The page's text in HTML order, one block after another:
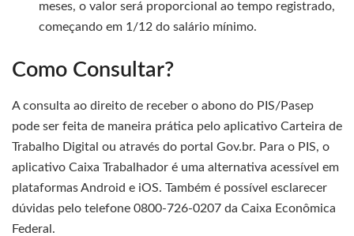
meses, o valor será proporcional ao tempo registrado,
começando em 1/12 do salário mínimo.
Como Consultar?
A consulta ao direito de receber o abono do PIS/Pasep
pode ser feita de maneira prática pelo aplicativo Carteira de
Trabalho Digital ou através do portal Gov.br. Para o PIS, o
aplicativo Caixa Trabalhador é uma alternativa acessível em
plataformas Android e iOS. Também é possível esclarecer
dúvidas pelo telefone 0800-726-0207 da Caixa Econômica
Federal.